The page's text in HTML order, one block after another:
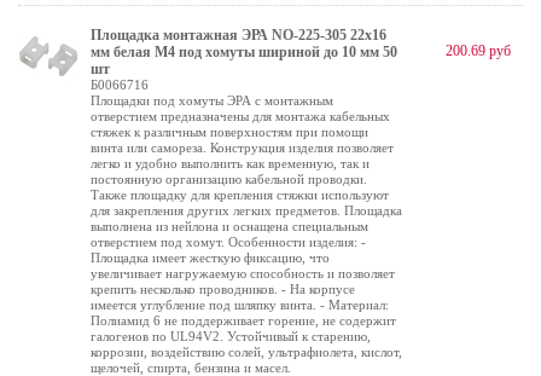
Площадка монтажная ЭРА NO-225-305 22х16
мм белая М4 под хомуты шириной до 10 мм 50
шт
Б0066716
Площадки под хомуты ЭРА с монтажным
отверстием предназначены для монтажа кабельных
стяжек к различным поверхностям при помощи
винта или самореза. Конструкция изделия позволяет
легко и удобно выполнить как временную, так и
постоянную организацию кабельной проводки.
Также площадку для крепления стяжки используют
для закрепления других легких предметов. Площадка
выполнена из нейлона и оснащена специальным
отверстием под хомут. Особенности изделия: -
Площадка имеет жесткую фиксацию, что
увеличивает нагружаемую способность и позволяет
крепить несколько проводников. - На корпусе
имеется углубление под шляпку винта. - Материал:
Полиамид 6 не поддерживает горение, не содержит
галогенов по UL94V2. Устойчивый к старению,
коррозии, воздействию солей, ультрафиолета, кислот,
щелочей, спирта, бензина и масел.
200.69 руб